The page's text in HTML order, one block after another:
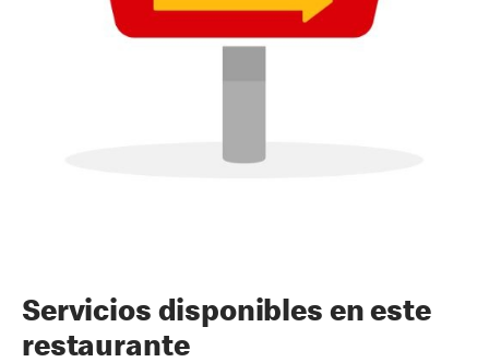
Servicios disponibles en este
restaurante